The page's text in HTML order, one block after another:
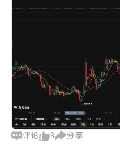
评论 3 分享